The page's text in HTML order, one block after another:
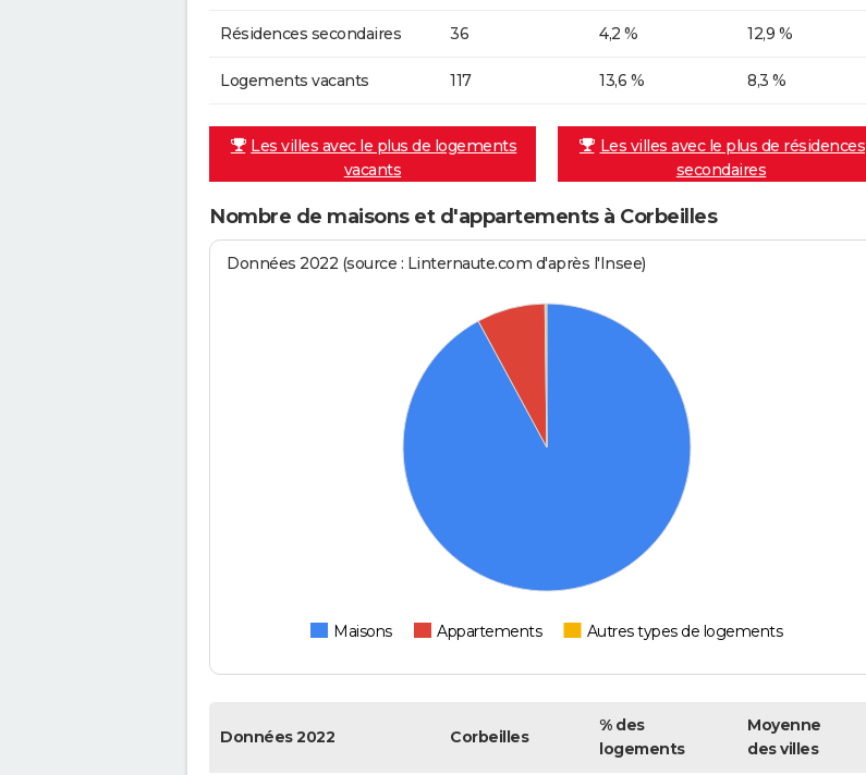
Résidences secondaires 36 4,2 % 12,9 %
Logements vacants 117 13,6 % 8,3 %
Les villes avec le plus de logements
vacants
Les villes avec le plus de résidences
secondaires
Nombre de maisons et d'appartements à Corbeilles
Données 2022 (source : Linternaute.com d'après l'Insee)
Maisons Appartements Autres types de logements
Données 2022 Corbeilles
% des
logements
Moyenne
des villes